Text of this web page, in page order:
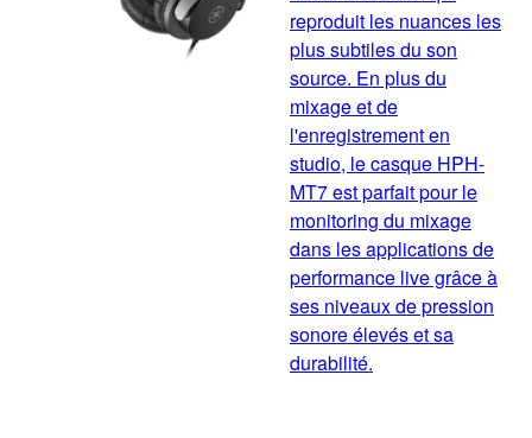
reproduit les nuances les
plus subtiles du son
source. En plus du
mixage et de
l'enregistrement en
studio, le casque HPH-
MT7 est parfait pour le
monitoring du mixage
dans les applications de
performance live grâce à
ses niveaux de pression
sonore élevés et sa
durabilité.